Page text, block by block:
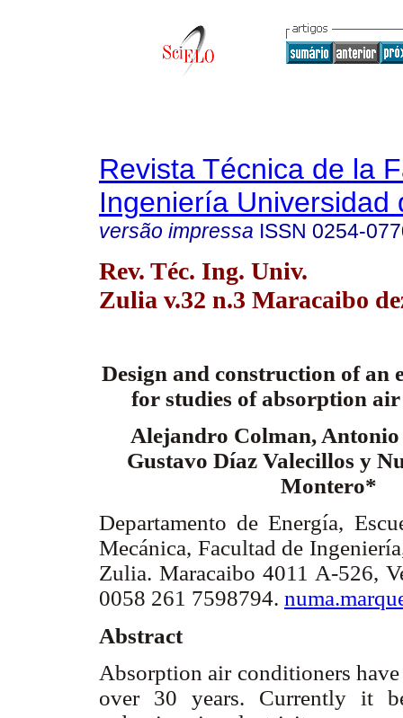
Revista Técnica de la
Ingeniería Universidad
versão impressa ISSN 0254-
Rev. Téc. Ing. Univ.
Zulia v.32 n.3 Maracaibo
Design and construction of an
for studies of absorption
Alejandro Colman, Antonio
Gustavo Díaz Valecillos y
Montero*
Departamento de Energía,
Mecánica, Facultad de
Zulia. Maracaibo 4011 A-526,
0058 261 7598794.
Abstract
Absorption air conditioners
over 30 years. Currently it